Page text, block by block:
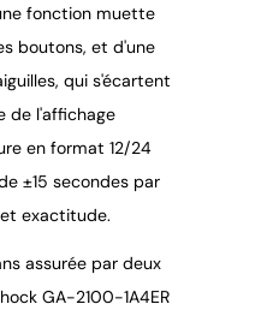
fonction muette
boutons, et d'une
qui s'écartent
de l'affichage
en format 12/24
±15 secondes par
exactitude.
assurée par deux
GA-2100-1A4ER